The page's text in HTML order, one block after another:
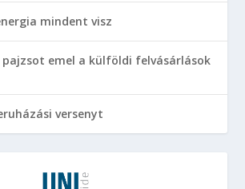
mindent visz
pajzsot emel a külföldi felvásárlások
versenyt